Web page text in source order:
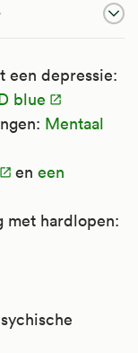
een depressie:
blue
Mentaal
en een
met hardlopen: